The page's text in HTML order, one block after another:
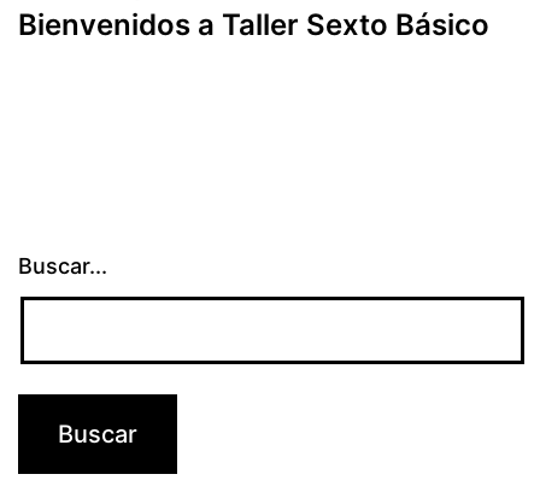
Bienvenidos a Taller Sexto Básico
Buscar...